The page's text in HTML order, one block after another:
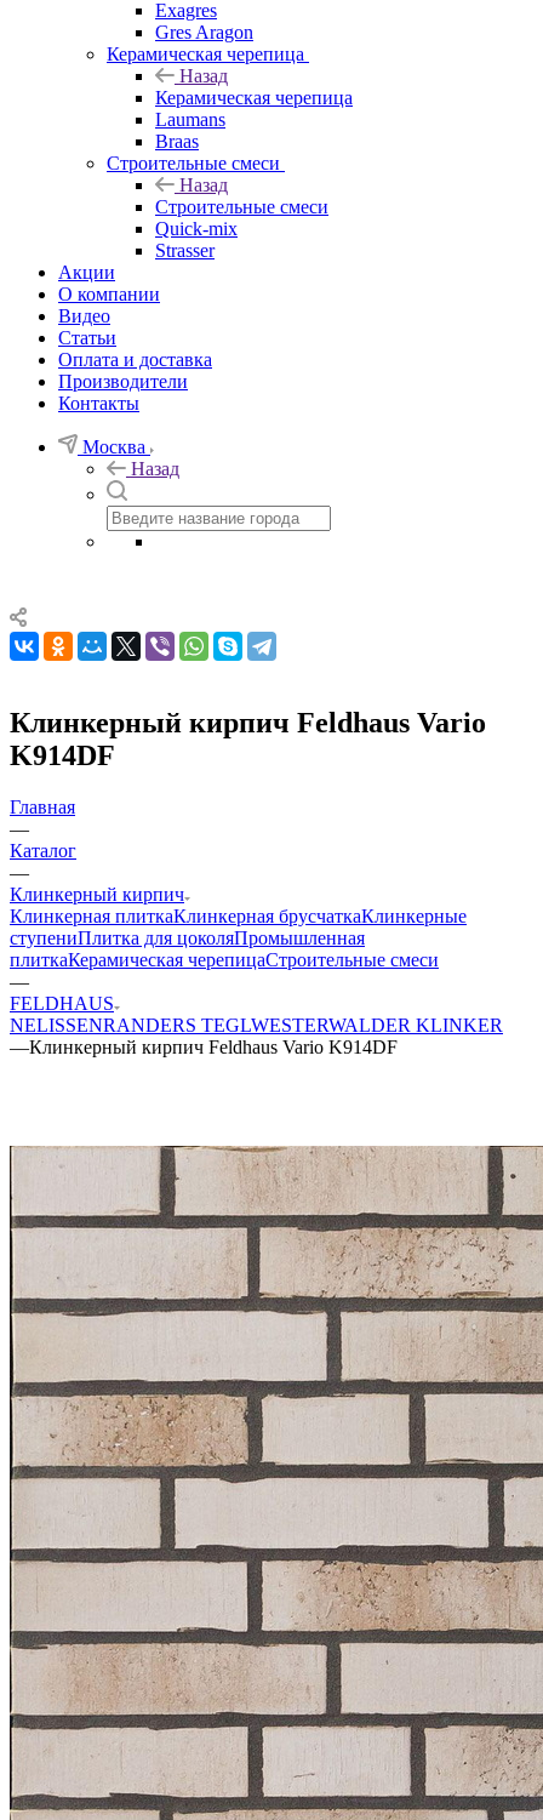
Exagres
Gres Aragon
Керамическая черепица
Назад
Керамическая черепица
Laumans
Braas
Строительные смеси
Назад
Строительные смеси
Quick-mix
Strasser
Акции
О компании
Видео
Статьи
Оплата и доставка
Производители
Контакты
Москва
Назад
Клинкерный кирпич Feldhaus Vario
K914DF
Главная
—
Каталог
—
Клинкерный кирпич
Клинкерная плиткаКлинкерная брусчаткаКлинкерные
ступениПлитка для цоколяПромышленная
плиткаКерамическая черепицаСтроительные смеси
—
FELDHAUS
NELISSENRANDERS TEGLWESTERWALDER KLINKER
—Клинкерный кирпич Feldhaus Vario K914DF